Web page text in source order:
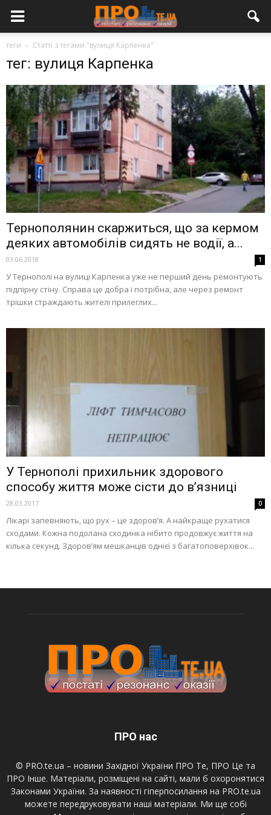
теги Статті з тегами "вулиця Карпенка"
тег: вулиця Карпенка
Тернополянин скаржиться, що за кермом
деяких автомобілів сидять не водії, а...
03.06.2018 1
У Тернополі на вулиці Карпенка уже не перший день ремонтують
підпірну стіну. Справа це добра і потрібна, але через ремонт
трішки страждають жителі прилеглих...
У Тернополі прихильник здорового
способу життя може сісти до в’язниці
28.03.2017 0
Лікарі запевняють, що рух – це здоров’я. А найкраще рухатися
сходами. Кожна подолана сходинка нібито продовжує життя на
кілька секунд. Здоров’ям мешканців однієї з багатоповерхівок...
ПРО нас
© PRO.te.ua – новини Західної України ПРО Те, ПРО Це та
ПРО Інше. Матеріали, розміщені на сайті, мали б охоронятися
Законами України. За наявності гіперпосилання на PRO.te.ua
можете передруковувати наші матеріали. Ми ще собі